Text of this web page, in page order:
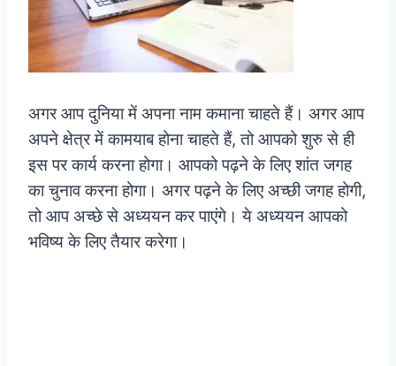
अगर आप दुनिया में अपना नाम कमाना चाहते हैं। अगर आप
अपने क्षेत्र में कामयाब होना चाहते हैं, तो आपको शुरु से ही
इस पर कार्य करना होगा। आपको पढ़ने के लिए शांत जगह
का चुनाव करना होगा। अगर पढ़ने के लिए अच्छी जगह होगी,
तो आप अच्छे से अध्ययन कर पाएंगे। ये अध्ययन आपको
भविष्य के लिए तैयार करेगा।